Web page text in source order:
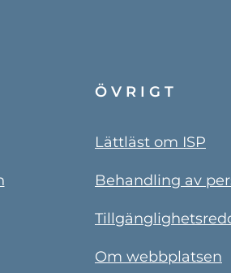
ÖVRIGT
Lättläst om ISP
Behandling av
Om webbplatsen